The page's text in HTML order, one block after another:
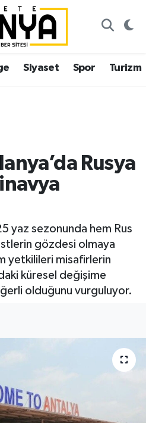
Siyaset Spor Turizm
Rusya
yaz sezonunda hem Rus
gözdesi olmaya
yetkilileri misafirlerin
küresel değişime
olduğunu vurguluyor.
ve Fikstür